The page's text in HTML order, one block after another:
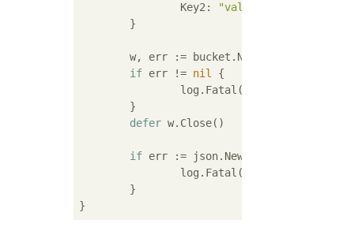
		Key2:
"value2"
	w, err := bucket.NewWriter(ctx,
if err != nil
{
defer w.Close()
if err :=